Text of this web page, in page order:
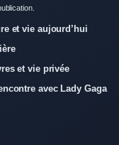
et vie aujourd’hui
et vie privée
avec Lady Gaga